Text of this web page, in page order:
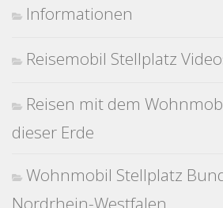
Informationen
Reisemobil Stellplatz
Reisen mit dem
dieser Erde
Wohnmobil Stellplatz
Nordrhein-Westfalen